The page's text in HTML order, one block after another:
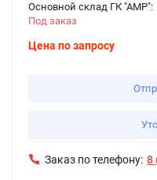
Основной склад ГК "АМР":
Под заказ
Цена по запросу
Заказ по телефону: 8